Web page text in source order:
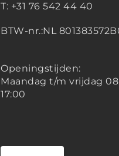
T: +31 76 542 44 40
BTW-nr.:NL
Openingstijden:
Maandag t/m vrijdag
17:00